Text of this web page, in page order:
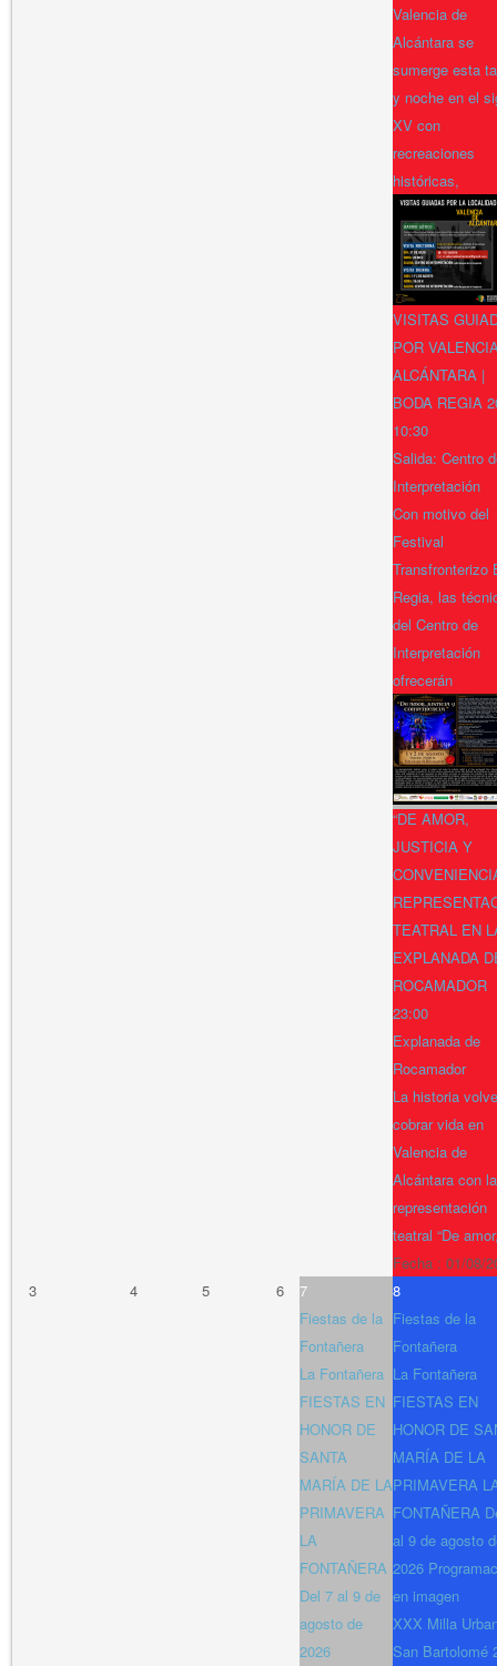
Valencia de
Alcántara se
sumerge esta
y noche en el
XV con
recreaciones
históricas,
VISITAS
POR
ALCÁNTARA |
BODA REGIA
10:30
Salida: Centro
Interpretación
Con motivo del
Festival
Transfronterizo
Regia, las
del Centro de
Interpretación
ofrecerán
“DE AMOR,
JUSTICIA Y
TEATRAL EN
EXPLANADA
ROCAMADOR
23:00
Explanada de
Rocamador
La historia
cobrar vida en
Valencia de
Alcántara con la
representación
teatral “De
Fecha : 01/08/
3
4 5 6
7
Fiestas de la
Fontañera
La Fontañera
FIESTAS EN
HONOR DE
SANTA
MARÍA DE LA
PRIMAVERA
LA
FONTAÑERA
Del 7 al 9 de
agosto de
2026
8
Fiestas de la
Fontañera
La Fontañera
FIESTAS EN
HONOR DE
MARÍA DE LA
PRIMAVERA
FONTAÑERA
al 9 de agosto
2026
en imagen
XXX Milla
San Bartolomé